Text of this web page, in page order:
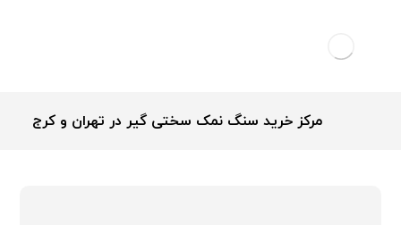
مرکز خرید سنگ نمک سختی گیر در تهران و کرج